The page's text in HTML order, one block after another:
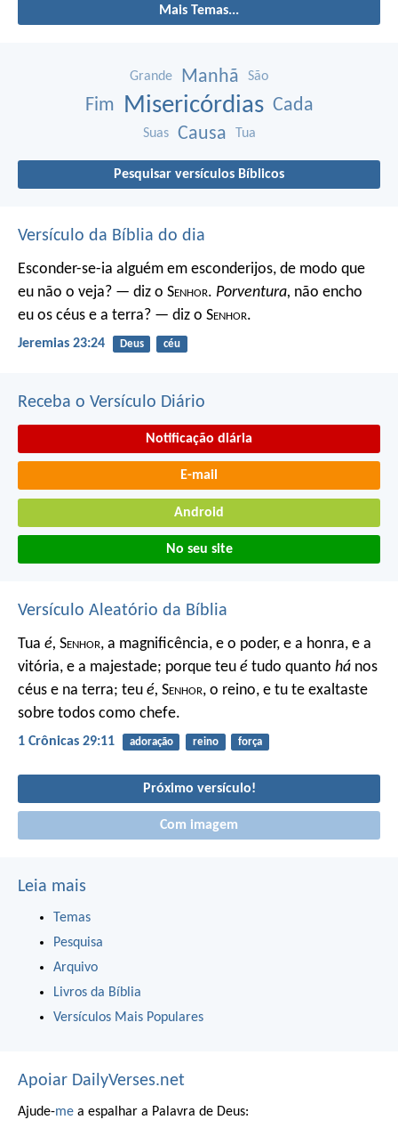
Mais Temas...
Grande Manhã São
Fim Misericórdias Cada
Suas Causa Tua
Pesquisar versículos Bíblicos
Versículo da Bíblia do dia
Esconder-se-ia alguém em esconderijos, de modo que
eu não o veja? — diz o Senhor. Porventura, não encho
eu os céus e a terra? — diz o Senhor.
Jeremias 23:24 Deus céu
Receba o Versículo Diário
Notificação diária
E-mail
Android
No seu site
Versículo Aleatório da Bíblia
Tua é, Senhor, a magnificência, e o poder, e a honra, e a
vitória, e a majestade; porque teu é tudo quanto há nos
céus e na terra; teu é, Senhor, o reino, e tu te exaltaste
sobre todos como chefe.
1 Crônicas 29:11 adoração reino força
Próximo versículo!
Com imagem
Leia mais
Temas
Pesquisa
Arquivo
Livros da Bíblia
Versículos Mais Populares
Apoiar DailyVerses.net
Ajude-me a espalhar a Palavra de Deus: